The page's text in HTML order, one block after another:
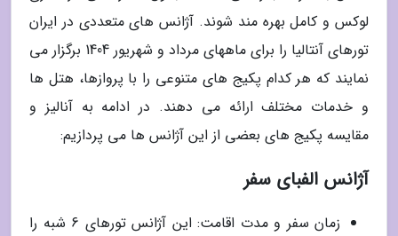
لوکس و کامل بهره مند شوند. آژانس های متعددی در ایران
تورهای آنتالیا را برای ماههای مرداد و شهریور 1404 برگزار می
نمایند که هر کدام پکیج های متنوعی را با پروازها، هتل ها
و خدمات مختلف ارائه می دهند. در ادامه به آنالیز و
مقایسه پکیج های بعضی از این آژانس ها می پردازیم:
آژانس الفبای سفر
زمان سفر و مدت اقامت: این آژانس تورهای 6 شبه را